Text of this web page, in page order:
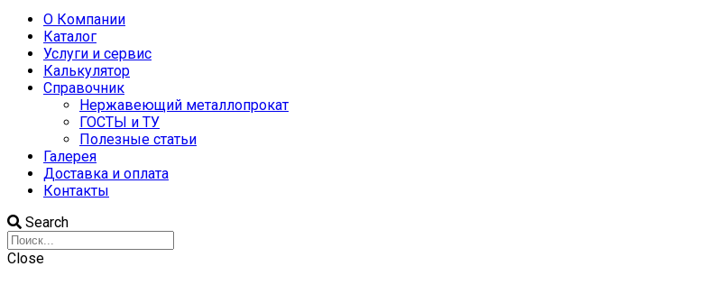
О Компании
Каталог
Услуги и сервис
Калькулятор
Справочник
Нержавеющий металлопрокат
ГОСТЫ и ТУ
Полезные статьи
Галерея
Доставка и оплата
Контакты
Search
Close